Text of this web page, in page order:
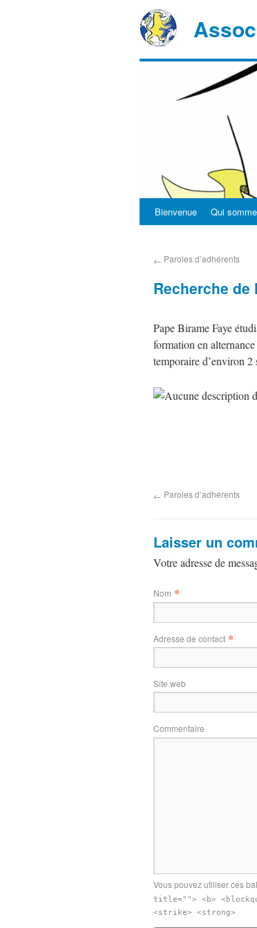
Bienvenue Qui
← Paroles d’adhérents
Recherche
Pape Birame Faye
formation en
temporaire d’environ 2
← Paroles d’adhérents
Laisser un
Votre adresse de
Nom *
Adresse de contact *
Site web
Commentaire
Vous pouvez utiliser ces
title=""> <b>
<strike> <strong>